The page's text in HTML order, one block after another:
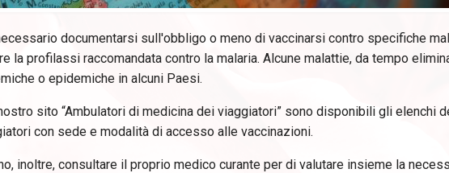
documentarsi sull'obbligo o meno di vaccinarsi contro specifiche
la profilassi raccomandata contro la malaria. Alcune malattie, da tempo
o epidemiche in alcuni Paesi.
sito “Ambulatori di medicina dei viaggiatori” sono disponibili gli elenchi
con sede e modalità di accesso alle vaccinazioni.
inoltre, consultare il proprio medico curante per di valutare insieme la